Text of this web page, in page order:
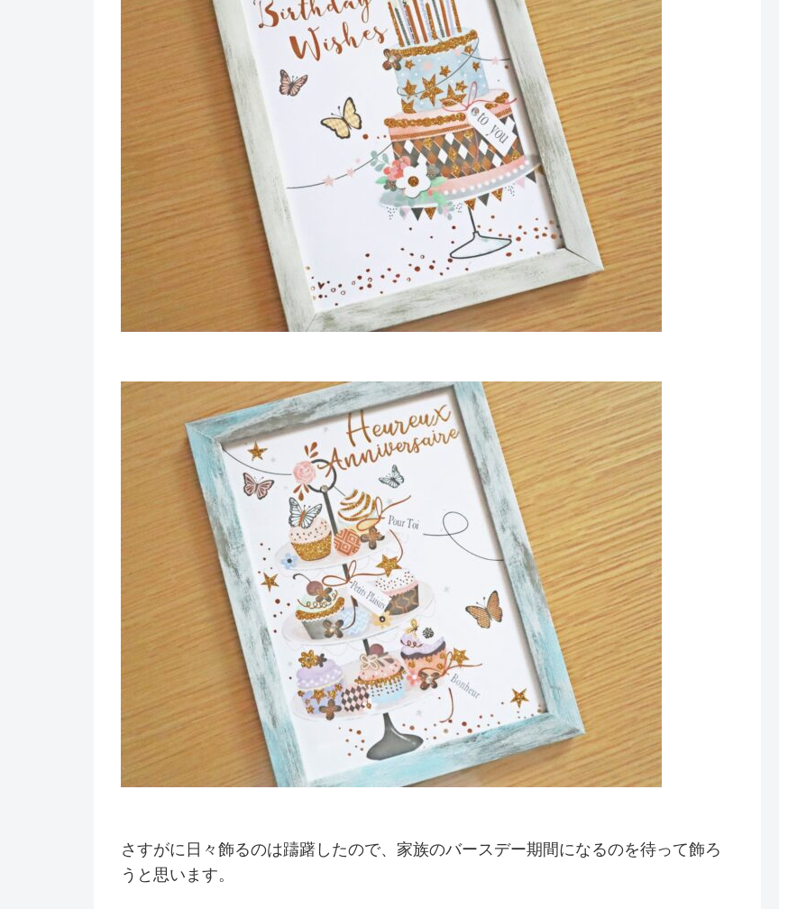
さすがに日々飾るのは躊躇したので、家族のバースデー期間になるのを待って飾ろ
うと思います。